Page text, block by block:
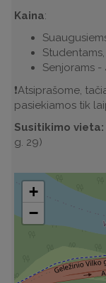
Kaina:
Senjorams -
❗️Atsiprašome,
pasiekiamos tik
Susitikimo vieta:
g. 29)
+
−